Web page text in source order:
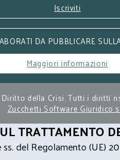
Iscriviti
DA PUBBLICARE
Maggiori informazioni
della Crisi. Tutti i diritti
Zucchetti Software Giuridico
TRATTAMENTO
del Regolamento (UE)